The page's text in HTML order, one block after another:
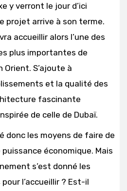
y verront le jour d’ici
projet arrive à son terme.
accueillir alors l’une des
plus importantes de
Orient. S’ajoute à
et la qualité des
fascinante
de celle de Dubaï.
donc les moyens de faire de
économique. Mais
s’est donné les
l’accueillir ? Est-il